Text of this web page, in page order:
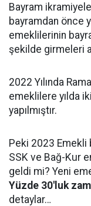
Bayram
bayramdan önce
emeklilerinin
şekilde girmeleri
2022 Yılında
emeklilere yılda
yapılmıştır.
Peki 2023 Emekli
SSK ve Bağ-Kur
geldi mi? Yeni
Yüzde 30'luk
detaylar…